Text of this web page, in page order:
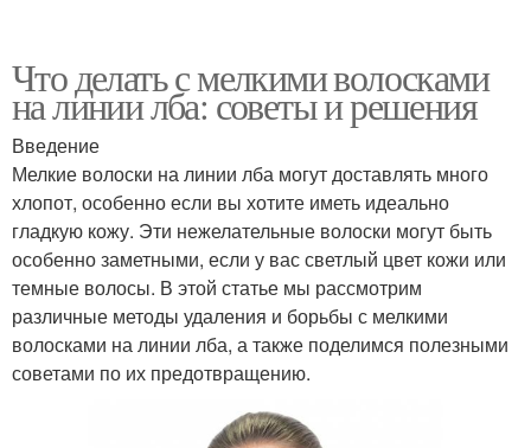
Что делать с мелкими волосками
на линии лба: советы и решения
Введение
Мелкие волоски на линии лба могут доставлять много
хлопот, особенно если вы хотите иметь идеально
гладкую кожу. Эти нежелательные волоски могут быть
особенно заметными, если у вас светлый цвет кожи или
темные волосы. В этой статье мы рассмотрим
различные методы удаления и борьбы с мелкими
волосками на линии лба, а также поделимся полезными
советами по их предотвращению.